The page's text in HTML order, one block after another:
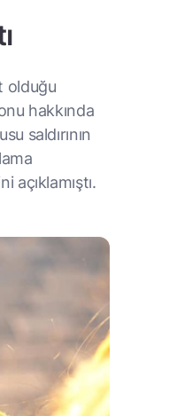
olduğu
hakkında
saldırının
açıklamıştı.